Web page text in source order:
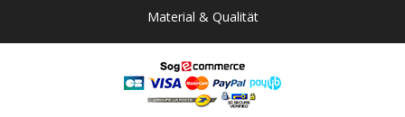
Material & Qualität